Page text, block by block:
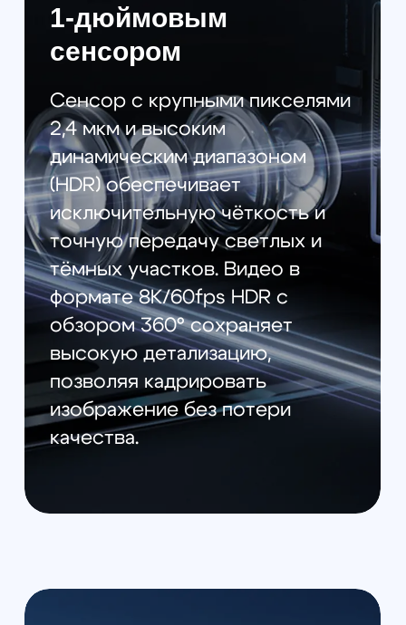
Полный контроль над
Съёмка в формате 360°
позволяет вращать
изображение, управлять
наклоном, изменять линию
горизонта и создавать эффект
«долли-зум», открывая
безграничные возможности
для творчества.